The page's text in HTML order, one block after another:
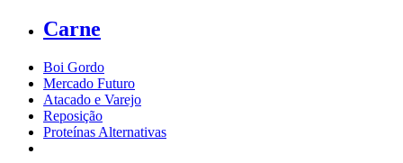
Carne
Boi Gordo
Mercado Futuro
Atacado e Varejo
Reposição
Proteínas Alternativas